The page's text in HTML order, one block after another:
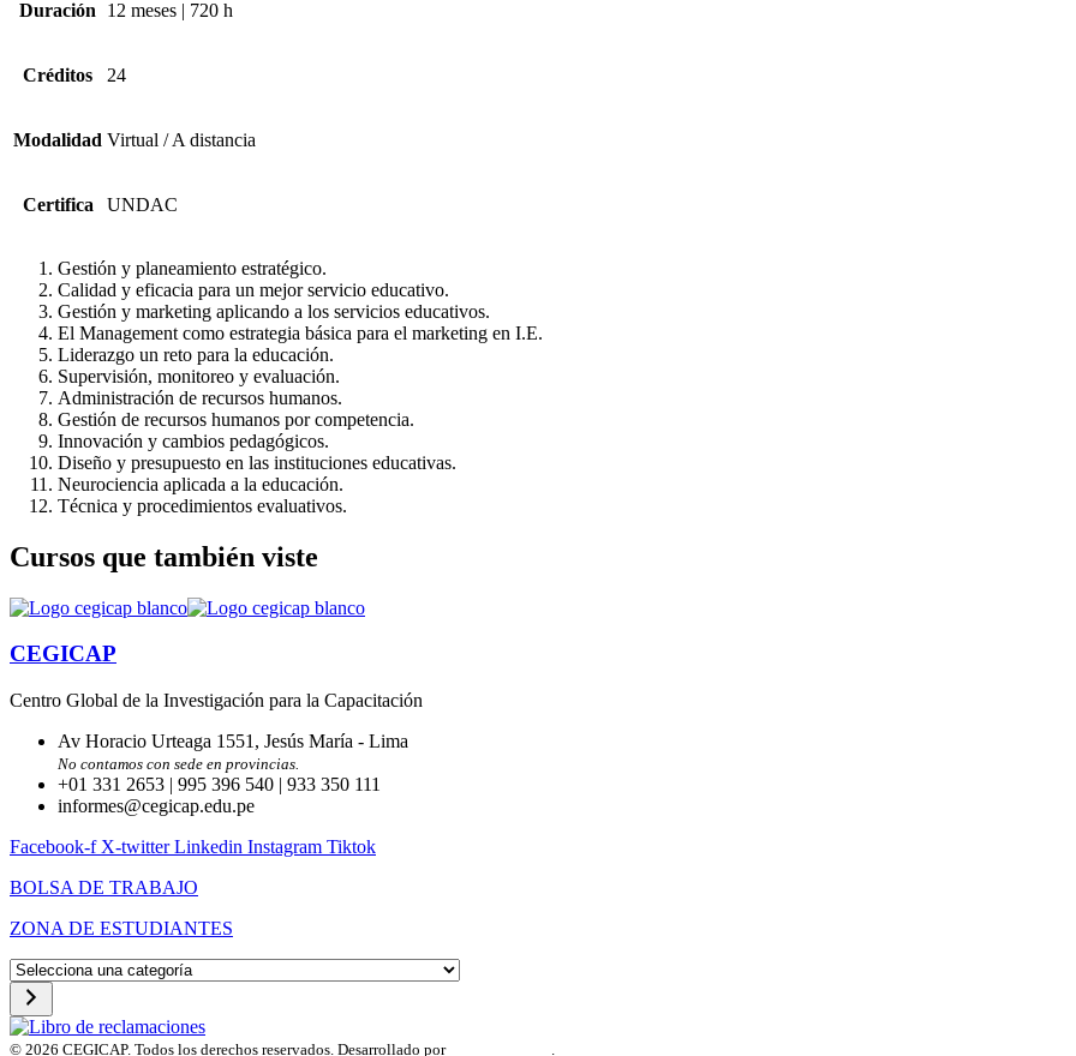
Duración 12 meses | 720 h
Créditos 24
Modalidad Virtual / A distancia
Certifica UNDAC
Gestión y planeamiento estratégico.
Calidad y eficacia para un mejor servicio educativo.
Gestión y marketing aplicando a los servicios educativos.
El Management como estrategia básica para el marketing en I.E.
Liderazgo un reto para la educación.
Supervisión, monitoreo y evaluación.
Administración de recursos humanos.
Gestión de recursos humanos por competencia.
Innovación y cambios pedagógicos.
Diseño y presupuesto en las instituciones educativas.
Neurociencia aplicada a la educación.
Técnica y procedimientos evaluativos.
Cursos que también viste
CEGICAP
Centro Global de la Investigación para la Capacitación
Av Horacio Urteaga 1551, Jesús María - Lima
No contamos con sede en provincias.
+01 331 2653 | 995 396 540 | 933 350 111
informes@cegicap.edu.pe
Facebook-f X-twitter Linkedin Instagram Tiktok
BOLSA DE TRABAJO
ZONA DE ESTUDIANTES
Selecciona
una
categoría
© 2026 CEGICAP. Todos los derechos reservados. Desarrollado por .